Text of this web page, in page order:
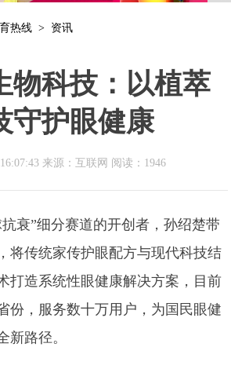
热线 > 资讯
物科技：以植萃
守护眼健康
来源：互联网 阅读：1946
衰”细分赛道的开创者，孙绍楚带
将传统家传护眼配方与现代科技结
打造系统性眼健康解决方案，目前
份，服务数十万用户，为国民眼健
新路径。